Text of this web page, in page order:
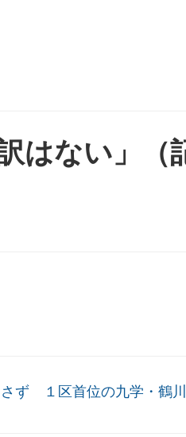
はない」（
ず １区首位の九学・鶴